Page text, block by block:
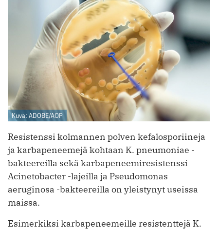
Kuva: ADOBE/AOP
Resistenssi kolmannen polven kefalosporiineja
ja karbapeneemejä kohtaan K. pneumoniae -
bakteereilla sekä karbapeneemiresistenssi
Acinetobacter -lajeilla ja Pseudomonas
aeruginosa -bakteereilla on yleistynyt useissa
maissa.
Esimerkiksi karbapeneemeille resistenttejä K.